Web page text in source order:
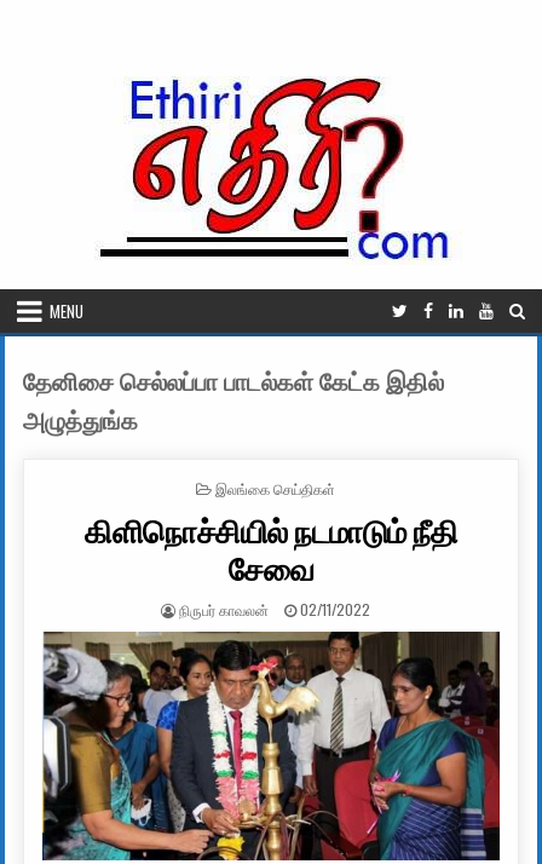
MENU
தேனிசை செல்லப்பா பாடல்கள் கேட்க இதில்
அழுத்துங்க
POSTED IN
இலங்கை செய்திகள்
கிளிநொச்சியில் நடமாடும் நீதி
சேவை
AUTHOR:
நிருபர் காவலன் PUBLISHED DATE:
02/11/2022